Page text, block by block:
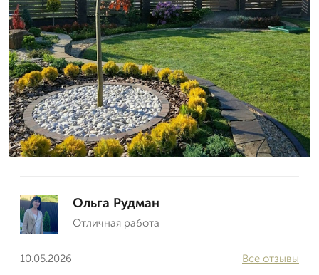
Ольга Рудман
Отличная работа
10.05.2026
Все отзывы